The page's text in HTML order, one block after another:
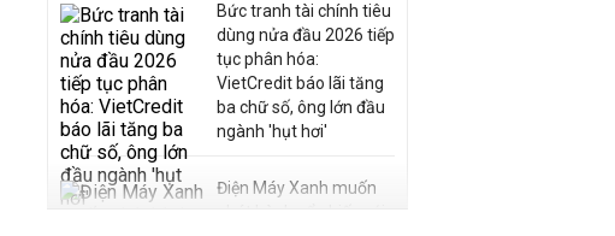
Bức tranh tài chính tiêu
dùng nửa đầu 2026 tiếp
tục phân hóa:
VietCredit báo lãi tăng
ba chữ số, ông lớn đầu
ngành 'hụt hơi'
Điện Máy Xanh muốn
phát hành cổ phiếu với